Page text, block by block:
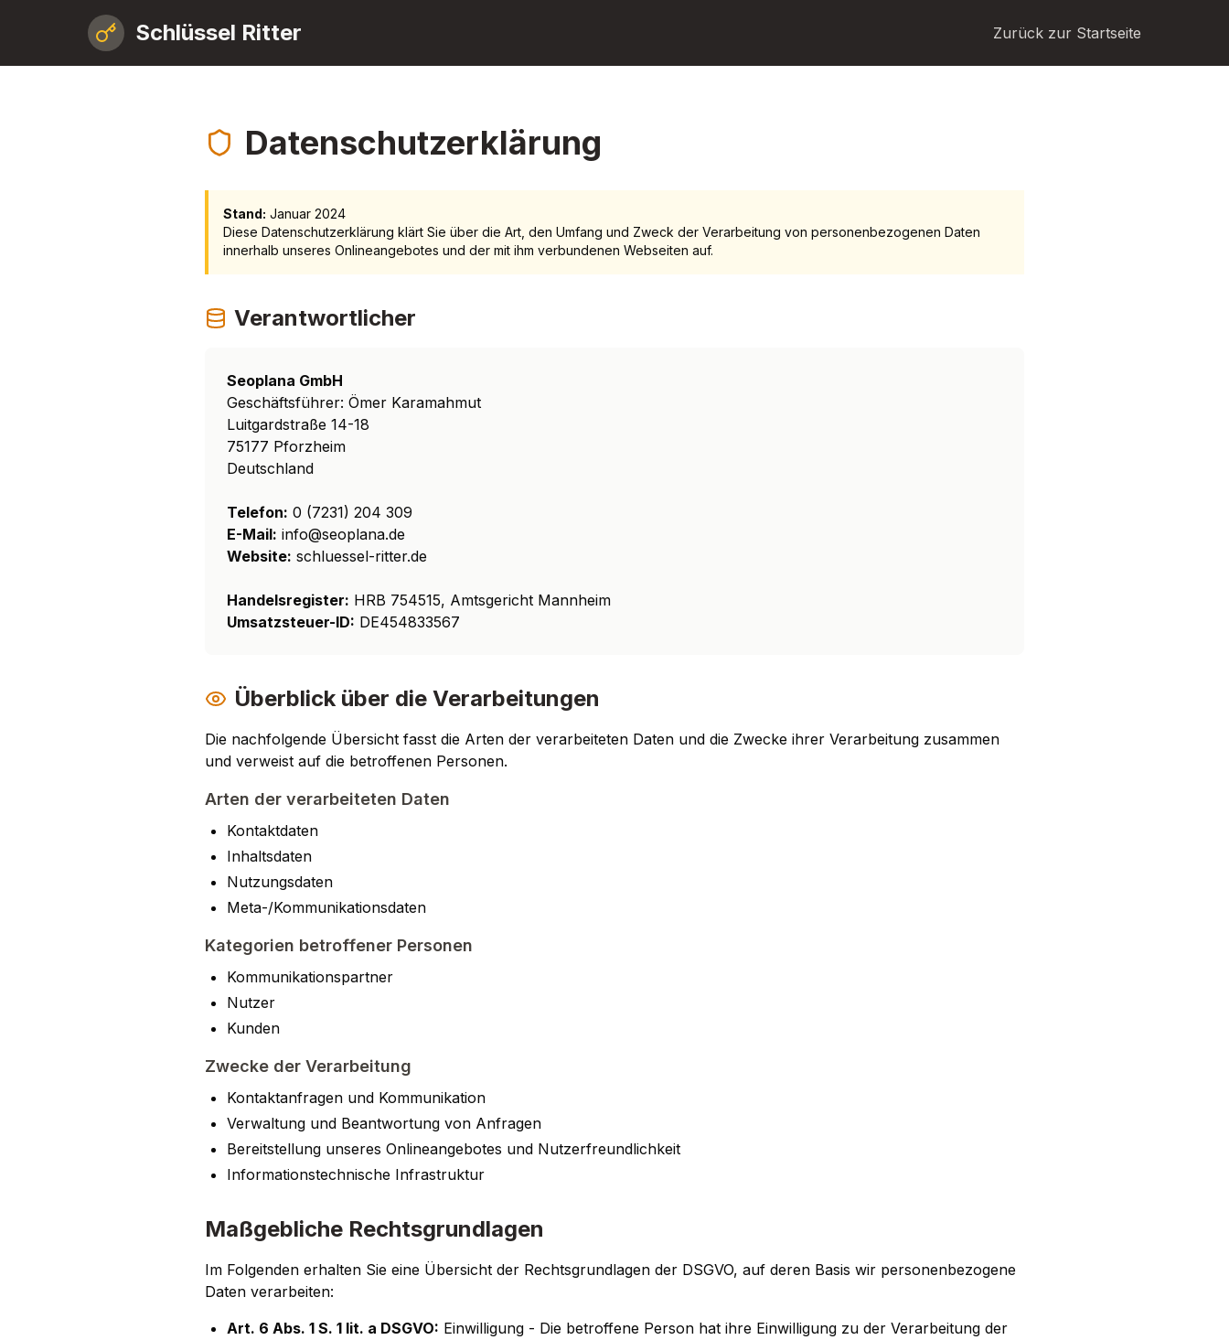
Schlüssel Ritter Zurück zur Startseite
Datenschutzerklärung
Stand: Januar 2024
Diese Datenschutzerklärung klärt Sie über die Art, den Umfang und Zweck der Verarbeitung von personenbezogenen Daten
innerhalb unseres Onlineangebotes und der mit ihm verbundenen Webseiten auf.
Verantwortlicher
Seoplana GmbH
Geschäftsführer: Ömer Karamahmut
Luitgardstraße 14-18
75177 Pforzheim
Deutschland
Telefon: 0 (7231) 204 309
E-Mail: info@seoplana.de
Website: schluessel-ritter.de
Handelsregister: HRB 754515, Amtsgericht Mannheim
Umsatzsteuer-ID: DE454833567
Überblick über die Verarbeitungen
Die nachfolgende Übersicht fasst die Arten der verarbeiteten Daten und die Zwecke ihrer Verarbeitung zusammen
und verweist auf die betroffenen Personen.
Arten der verarbeiteten Daten
Kontaktdaten
Inhaltsdaten
Nutzungsdaten
Meta-/Kommunikationsdaten
Kategorien betroffener Personen
Kommunikationspartner
Nutzer
Kunden
Zwecke der Verarbeitung
Kontaktanfragen und Kommunikation
Verwaltung und Beantwortung von Anfragen
Bereitstellung unseres Onlineangebotes und Nutzerfreundlichkeit
Informationstechnische Infrastruktur
Maßgebliche Rechtsgrundlagen
Im Folgenden erhalten Sie eine Übersicht der Rechtsgrundlagen der DSGVO, auf deren Basis wir personenbezogene
Daten verarbeiten:
Art. 6 Abs. 1 S. 1 lit. a DSGVO: Einwilligung - Die betroffene Person hat ihre Einwilligung zu der Verarbeitung der